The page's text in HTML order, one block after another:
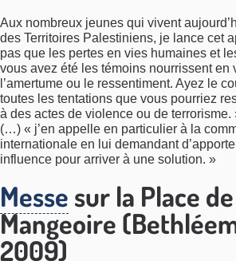
Aux nombreux jeunes qui vivent
des Territoires Palestiniens, je lance cet
pas que les pertes en vies humaines et
vous avez été les témoins nourrissent
l’amertume ou le ressentiment. Ayez le
toutes les tentations que vous pourriez
à des actes de violence ou de terrorisme.
(…) « j’en appelle en particulier à la
internationale en lui demandant
influence pour arriver à une solution. »
Messe sur la Place
Mangeoire
2009)